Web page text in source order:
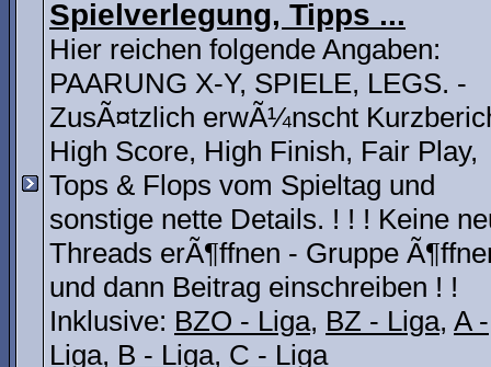
Spielverlegung, Tipps ...
Hier reichen folgende Angaben:
PAARUNG X-Y, SPIELE, LEGS. -
ZusÃ¤tzlich erwÃ¼nscht
High Score, High Finish, Fair Play,
Tops & Flops vom Spieltag und
sonstige nette Details. ! ! ! Keine
Threads erÃ¶ffnen - Gruppe
und dann Beitrag einschreiben ! !
Inklusive: BZO - Liga, BZ - Liga, A -
Liga, B - Liga, C - Liga